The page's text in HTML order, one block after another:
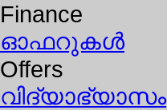
Finance
ഓഫറുകള്‍
Offers
വിദ്യാഭ്യാസം